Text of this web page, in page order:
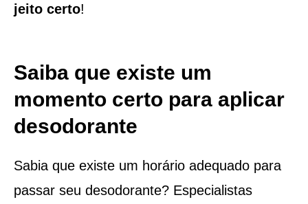
jeito certo!
Saiba que existe um
momento certo para aplicar
desodorante
Sabia que existe um horário adequado para
passar seu desodorante? Especialistas